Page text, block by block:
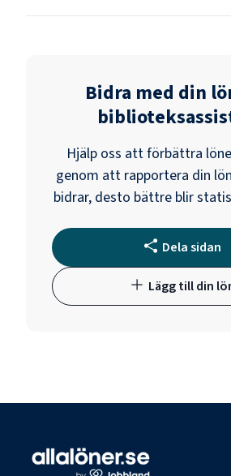
Bidra med din
Hjälp oss att förbättra
genom att rapportera din
bidrar, desto bättre blir
Dela sidan
Lägg till din